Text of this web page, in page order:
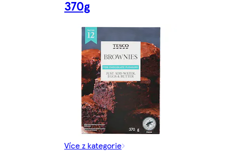
370g
Více z kategorie